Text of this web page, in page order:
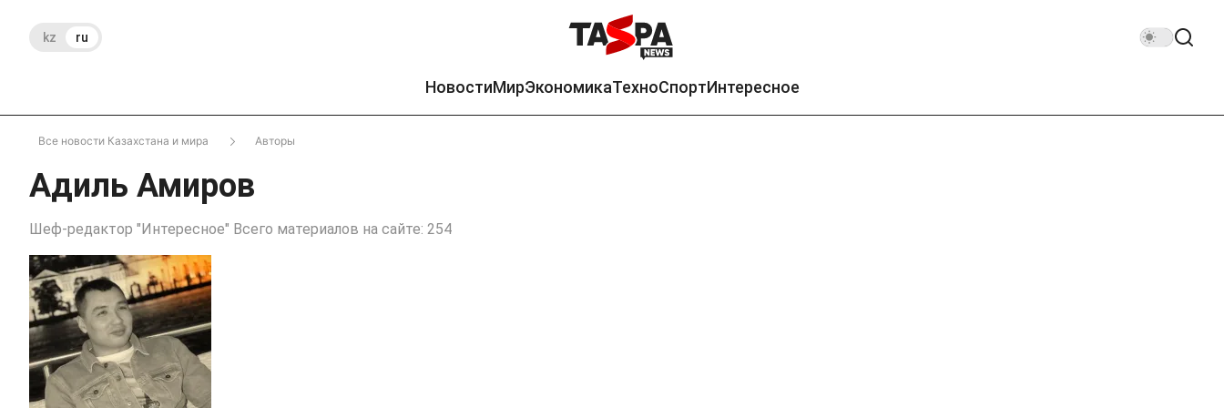
kz ru
НовостиМирЭкономикаТехноСпортИнтересное
Все новости Казахстана и мира Авторы
Адиль Амиров
Шеф-редактор "Интересное" Всего материалов на сайте: 254